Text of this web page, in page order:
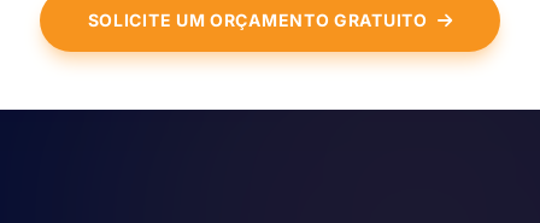
SOLICITE UM ORÇAMENTO GRATUITO